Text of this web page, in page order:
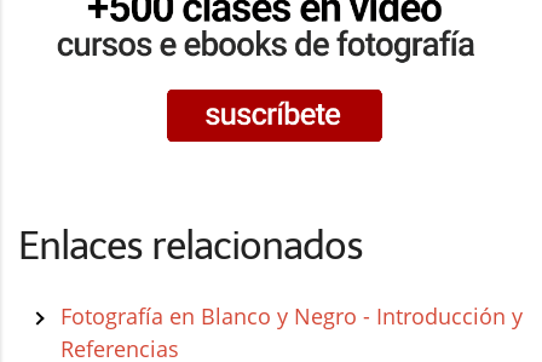
Enlaces relacionados
Fotografía en Blanco y Negro - Introducción y
Referencias